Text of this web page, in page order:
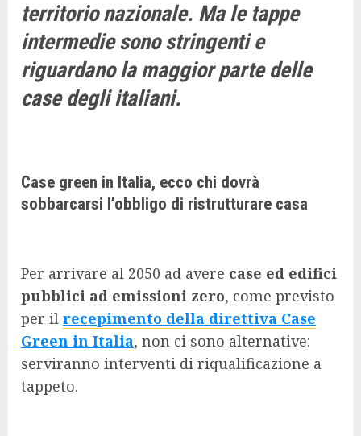
territorio nazionale. Ma le tappe
intermedie sono stringenti e
riguardano la maggior parte delle
case degli italiani.
Case green in Italia, ecco chi dovrà
sobbarcarsi l’obbligo di ristrutturare casa
Per arrivare al 2050 ad avere case ed edifici
pubblici ad emissioni zero, come previsto
per il recepimento della direttiva Case
Green in Italia, non ci sono alternative:
serviranno interventi di riqualificazione a
tappeto.